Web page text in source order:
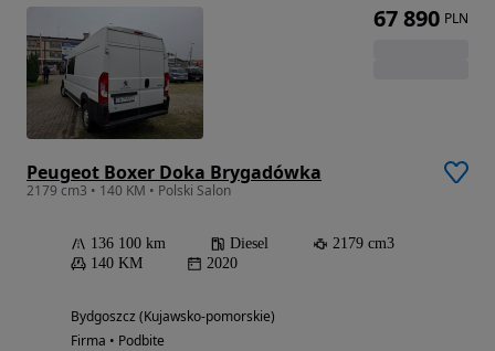
Peugeot Boxer Doka Brygadówka
2179 cm3 • 140 KM • Polski Salon
136 100 km Diesel
2179 cm3
140 KM
2020
Bydgoszcz (Kujawsko-pomorskie)
Firma • Podbite
67 890 PLN